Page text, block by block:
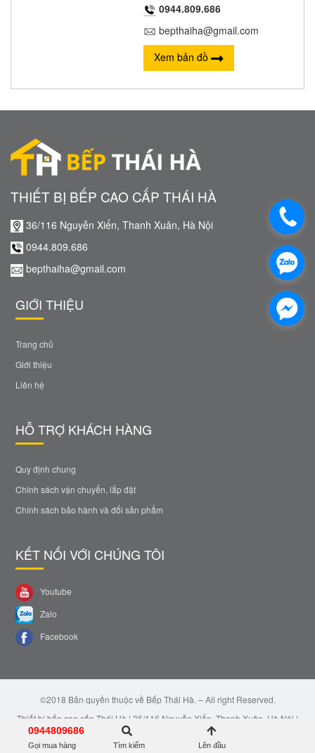
0944.809.686
bepthaiha@gmail.com
Xem bản đồ
THIẾT BỊ BẾP CAO CẤP THÁI HÀ
36/116 Nguyễn Xiển, Thanh Xuân, Hà Nội
0944.809.686
bepthaiha@gmail.com
GIỚI THIỆU
Trang chủ
Giới thiệu
Liên hệ
HỖ TRỢ KHÁCH HÀNG
Quy định chung
Chính sách vận chuyển, lắp đặt
Chính sách bảo hành và đổi sản phẩm
KẾT NỐI VỚI CHÚNG TÔI
Youtube
Zalo
Facebook
©2018 Bản quyền thuộc về Bếp Thái Hà. – All right Reserved.
Thiết bị bếp cao cấp Thái Hà | 36/116 Nguyễn Xiển, Thanh Xuân, Hà Nội |
Email: bepthaiha@gmail.com | Hotline: 0944.809.686
0944809686
Gọi mua hàng Tìm kiếm Lên đầu